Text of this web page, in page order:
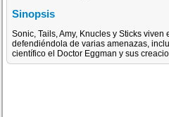
Sinopsis
Sonic, Tails, Amy, Knucles y Sticks viven
defendiéndola de varias amenazas,
científico el Doctor Eggman y sus